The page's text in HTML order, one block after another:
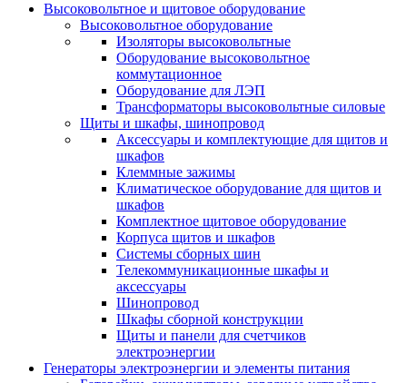
Высоковольтное и щитовое оборудование
Высоковольтное оборудование
Изоляторы высоковольтные
Оборудование высоковольтное
коммутационное
Оборудование для ЛЭП
Трансформаторы высоковольтные силовые
Щиты и шкафы, шинопровод
Аксессуары и комплектующие для щитов и
шкафов
Клеммные зажимы
Климатическое оборудование для щитов и
шкафов
Комплектное щитовое оборудование
Корпуса щитов и шкафов
Системы сборных шин
Телекоммуникационные шкафы и
аксессуары
Шинопровод
Шкафы сборной конструкции
Щиты и панели для счетчиков
электроэнергии
Генераторы электроэнергии и элементы питания